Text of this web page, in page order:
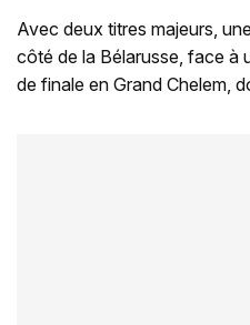
Avec deux titres majeurs,
côté de la Bélarusse, face à
de finale en Grand Chelem,